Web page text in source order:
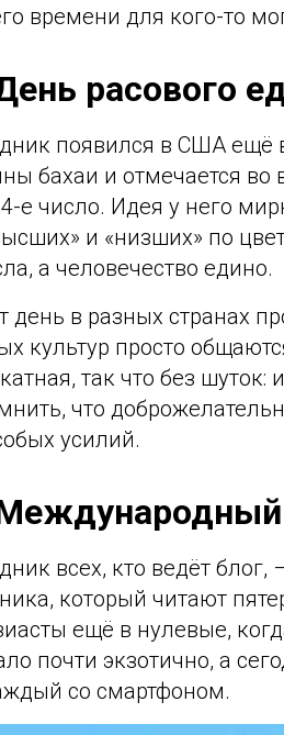
времени для кого-то
расового
появился в США ещё
бахаи и отмечается во
е число. Идея у него
и «низших» по
а человечество едино.
день в разных странах
культур просто
так что без
что
усилий.
всех, кто ведёт
который читают
ещё в нулевые,
почти экзотично, а
со смартфоном.